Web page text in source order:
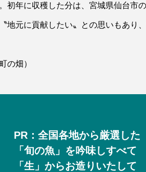
初年に収穫した分は、宮城県仙台市
地元に貢献したい〟との思いもあり
の畑）
PR：全国各地から厳選した
「旬の魚」を吟味しすべて
「生」からお造りいたして